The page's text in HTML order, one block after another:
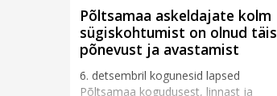
Põltsamaa askeldajate kolm
sügiskohtumist on olnud täis
põnevust ja avastamist
6. detsembril kogunesid lapsed
Põltsamaa kogudusest, linnast ja